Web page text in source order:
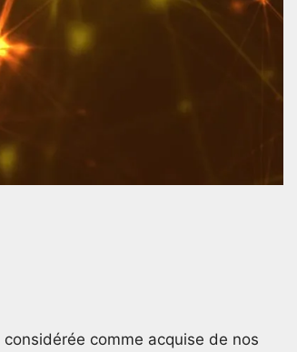
comme acquise de nos